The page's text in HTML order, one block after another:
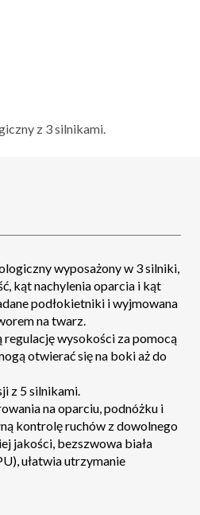
z 3 silnikami.
wyposażony w 3 silniki,
kąt nachylenia oparcia i kąt
podłokietniki i wyjmowana
na twarz.
regulację wysokości za pomocą
otwierać się na boki aż do
z 5 silnikami.
na oparciu, podnóżku i
kontrolę ruchów z dowolnego
jakości, bezszwowa biała
ułatwia utrzymanie